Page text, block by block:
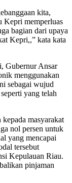
kita,
Kepri memperluas
bagian dari upaya
Kepri,,” kata kata
Gubernur Ansar
menggunakan
sebagai wujud
yang telah
masyarakat
nol persen untuk
yang mencapai
tersebut
Kepulauan Riau.
pinjaman